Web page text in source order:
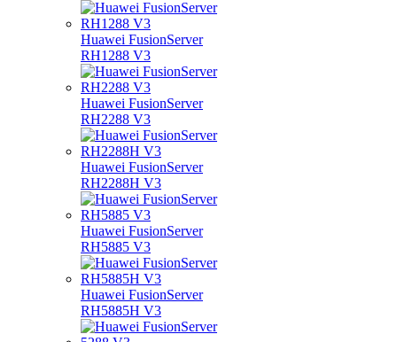
Huawei FusionServer
RH1288 V3
Huawei FusionServer
RH2288 V3
Huawei FusionServer
RH2288H V3
Huawei FusionServer
RH5885 V3
Huawei FusionServer
RH5885H V3